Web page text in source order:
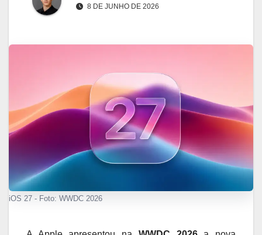
8 DE JUNHO DE 2026
iOS 27 - Foto: WWDC 2026